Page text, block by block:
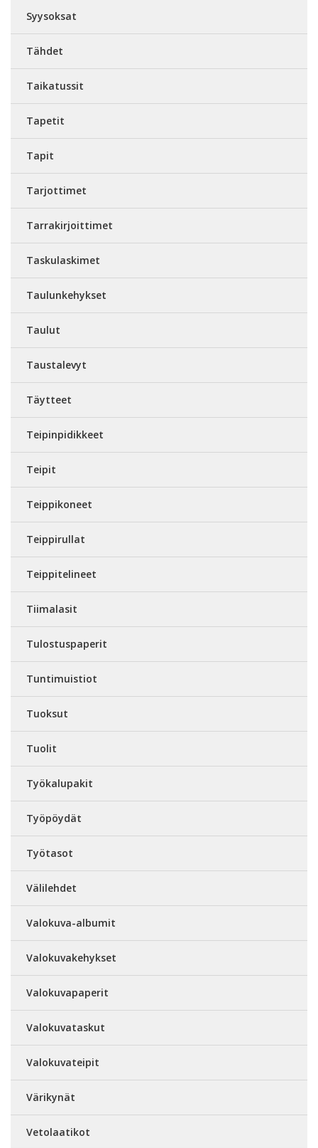
Syysoksat
Tähdet
Taikatussit
Tapetit
Tapit
Tarjottimet
Tarrakirjoittimet
Taskulaskimet
Taulunkehykset
Taulut
Taustalevyt
Täytteet
Teipinpidikkeet
Teipit
Teippikoneet
Teippirullat
Teippitelineet
Tiimalasit
Tulostuspaperit
Tuntimuistiot
Tuoksut
Tuolit
Työkalupakit
Työpöydät
Työtasot
Välilehdet
Valokuva-albumit
Valokuvakehykset
Valokuvapaperit
Valokuvataskut
Valokuvateipit
Värikynät
Vetolaatikot